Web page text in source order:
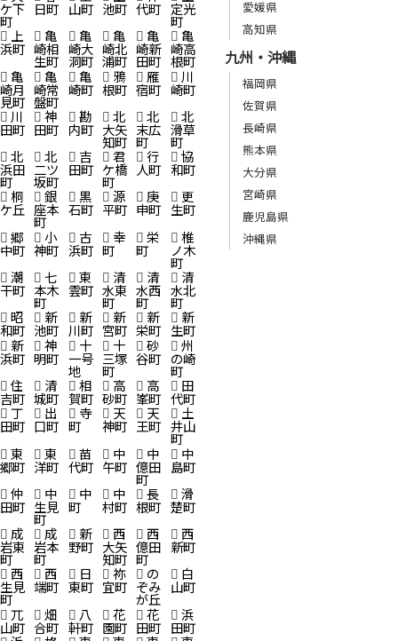
ケ下
町
日町 山町 池町 代町 定光
町
上
浜町
亀
崎相
生町
亀
崎大
洞町
亀
崎北
浦町
亀
崎新
田町
亀
崎高
根町
亀
崎月
見町
亀
崎常
盤町
亀
崎町
鴉
根町
雁
宿町
川
崎町
川
田町
神
田町
勘
内町
北
大矢
知町
北
末広
町
北
滑草
町
北
浜田
町
北
二ツ
坂町
吉
田町
君
ケ橋
町
行
人町
協
和町
桐
ケ丘
銀
座本
町
黒
石町
源
平町
庚
申町
更
生町
郷
中町
小
神町
古
浜町
幸
町
栄
町
椎
ノ木
町
潮
干町
七
本木
町
東
雲町
清
水東
町
清
水西
町
清
水北
町
昭
和町
新
池町
新
川町
新
宮町
新
栄町
新
生町
新
浜町
神
明町
十
一号
地
十
三塚
町
砂
谷町
州
の崎
町
住
吉町
清
城町
相
賀町
高
砂町
高
峯町
田
代町
丁
田町
出
口町
寺
町
天
神町
天
王町
土
井山
町
東
郷町
東
洋町
苗
代町
中
午町
中
億田
町
中
島町
仲
田町
中
生見
町
中
町
中
村町
長
根町
滑
楚町
成
岩東
町
成
岩本
町
新
野町
西
大矢
知町
西
億田
町
西
新町
西
生見
町
西
端町
日
東町
祢
宜町
の
ぞみ
が丘
白
山町
兀
山町
畑
合町
八
軒町
花
園町
花
田町
浜
田町
愛媛県
高知県
九州・沖縄
福岡県
佐賀県
長崎県
熊本県
大分県
宮崎県
鹿児島県
沖縄県